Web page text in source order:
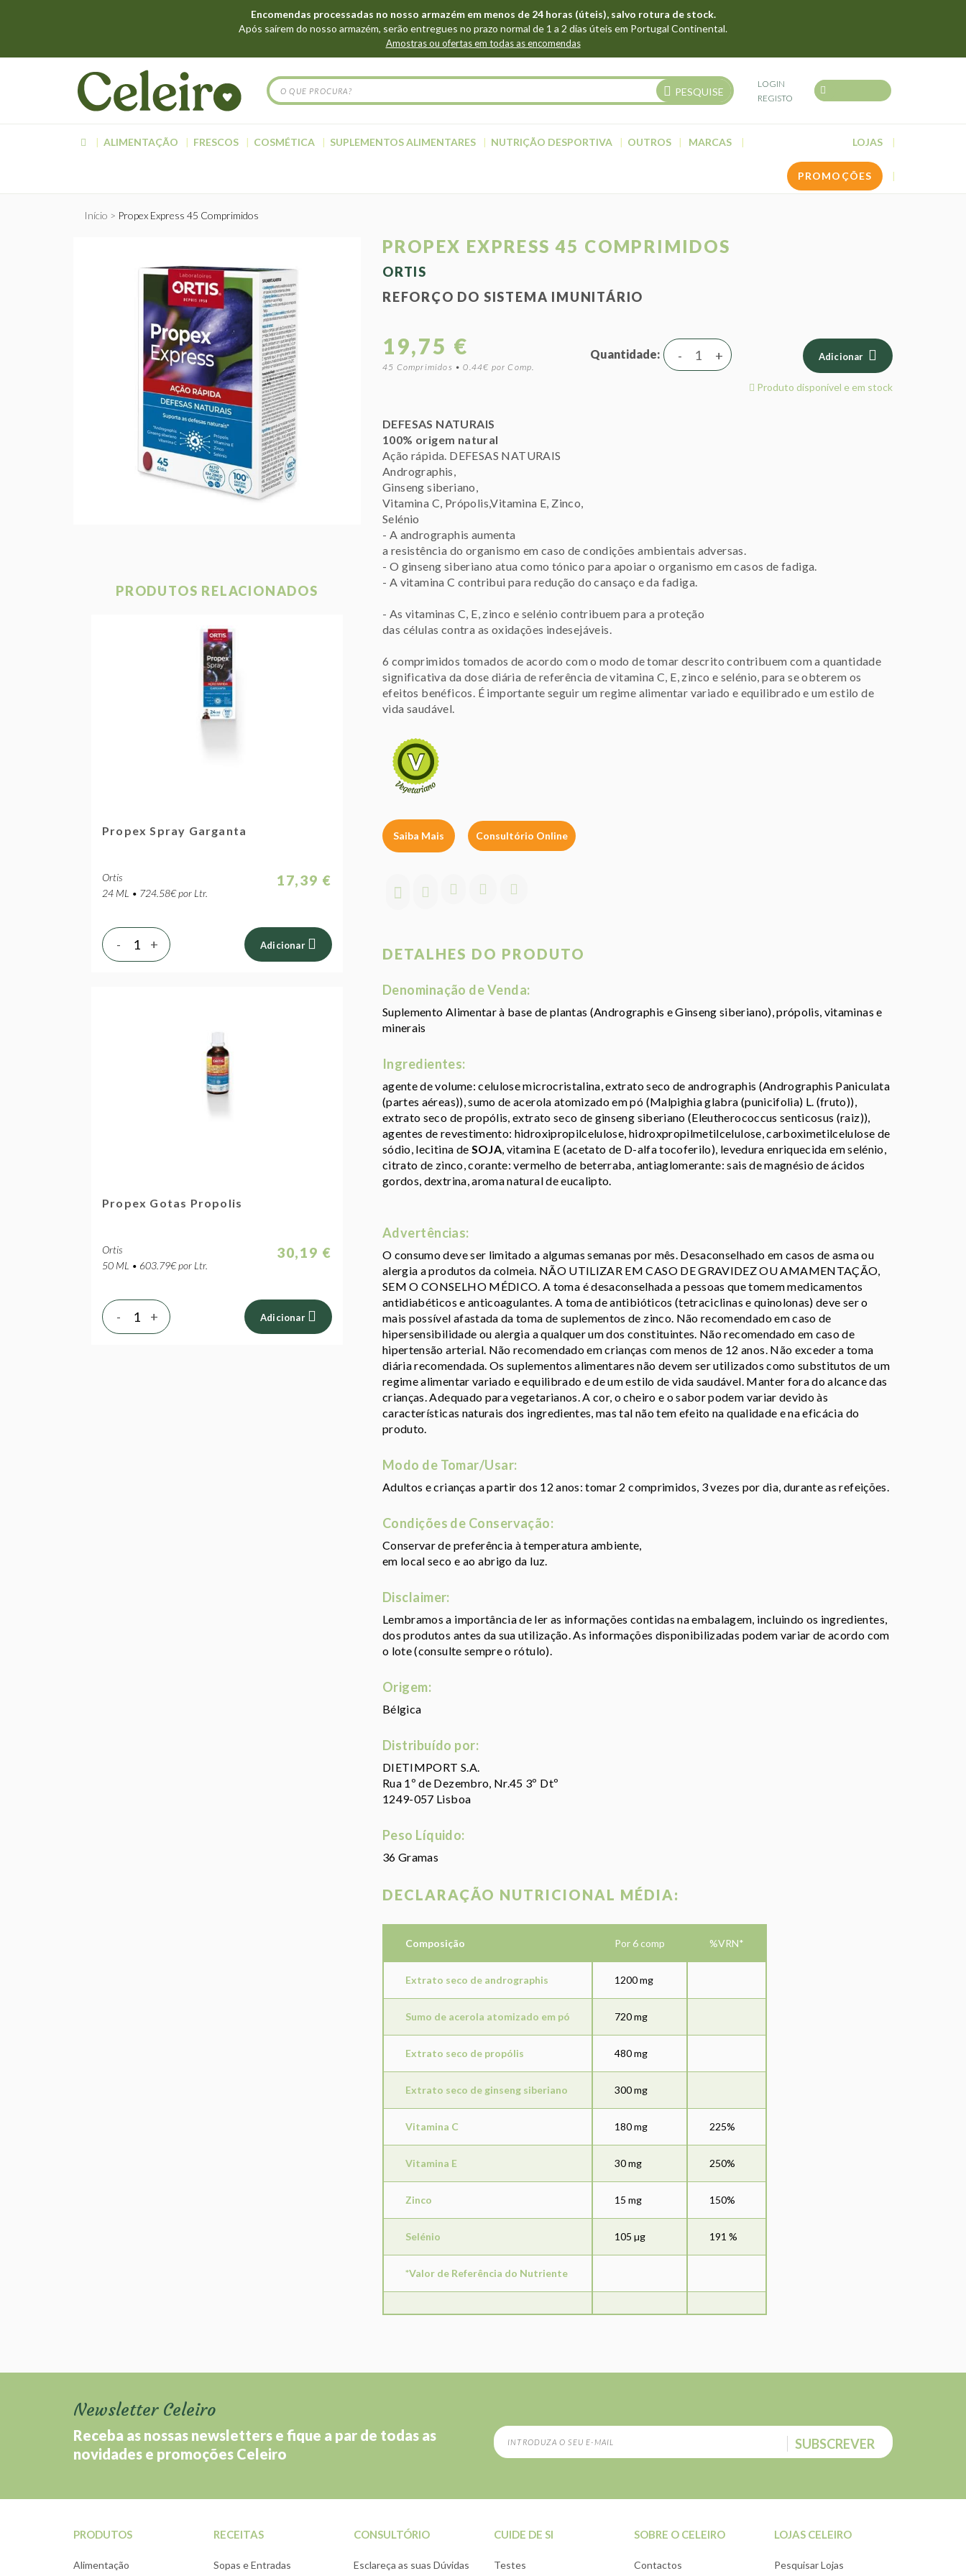
Encomendas processadas no nosso armazém em menos de 24 horas (úteis), salvo rotura de stock.
Após saírem do nosso armazém, serão entregues no prazo normal de 1 a 2 dias úteis em Portugal Continental.
Amostras ou ofertas em todas as encomendas
PESQUISE
LOGIN
REGISTO
ALIMENTAÇÃO FRESCOS COSMÉTICA SUPLEMENTOS ALIMENTARES NUTRIÇÃO DESPORTIVA OUTROS MARCAS LOJAS
PROMOÇÕES
Início Propex Express 45 Comprimidos
PROPEX EXPRESS 45 COMPRIMIDOS
ORTIS
REFORÇO DO SISTEMA IMUNITÁRIO
19,75 €
45 Comprimidos • 0.44€ por Comp.
Quantidade +
- Adicionar
Produto disponível e em stock
DEFESAS NATURAIS
100% origem natural
Ação rápida. DEFESAS NATURAIS
Andrographis,
Ginseng siberiano,
Vitamina C, Própolis,Vitamina E, Zinco,
Selénio
- A andrographis aumenta
a resistência do organismo em caso de condições ambientais adversas.
- O ginseng siberiano atua como tónico para apoiar o organismo em casos de fadiga.
- A vitamina C contribui para redução do cansaço e da fadiga.
- As vitaminas C, E, zinco e selénio contribuem para a proteção
das células contra as oxidações indesejáveis.
6 comprimidos tomados de acordo com o modo de tomar descrito contribuem com a quantidade
significativa da dose diária de referência de vitamina C, E, zinco e selénio, para se obterem os
efeitos benéficos. É importante seguir um regime alimentar variado e equilibrado e um estilo de
vida saudável.
Saiba Mais Consultório Online
DETALHES DO PRODUTO
Denominação de Venda:
Suplemento Alimentar à base de plantas (Andrographis e Ginseng siberiano), própolis, vitaminas e
minerais
Ingredientes:
agente de volume: celulose microcristalina, extrato seco de andrographis (Andrographis Paniculata
(partes aéreas)), sumo de acerola atomizado em pó (Malpighia glabra (punicifolia) L. (fruto)),
extrato seco de propólis, extrato seco de ginseng siberiano (Eleutherococcus senticosus (raiz)),
agentes de revestimento: hidroxipropilcelulose, hidroxpropilmetilcelulose, carboximetilcelulose de
sódio, lecitina de SOJA, vitamina E (acetato de D-alfa tocoferilo), levedura enriquecida em selénio,
citrato de zinco, corante: vermelho de beterraba, antiaglomerante: sais de magnésio de ácidos
gordos, dextrina, aroma natural de eucalipto.
Advertências:
O consumo deve ser limitado a algumas semanas por mês. Desaconselhado em casos de asma ou
alergia a produtos da colmeia. NÃO UTILIZAR EM CASO DE GRAVIDEZ OU AMAMENTAÇÃO,
SEM O CONSELHO MÉDICO. A toma é desaconselhada a pessoas que tomem medicamentos
antidiabéticos e anticoagulantes. A toma de antibióticos (tetraciclinas e quinolonas) deve ser o
mais possível afastada da toma de suplementos de zinco. Não recomendado em caso de
hipersensibilidade ou alergia a qualquer um dos constituintes. Não recomendado em caso de
hipertensão arterial. Não recomendado em crianças com menos de 12 anos. Não exceder a toma
diária recomendada. Os suplementos alimentares não devem ser utilizados como substitutos de um
regime alimentar variado e equilibrado e de um estilo de vida saudável. Manter fora do alcance das
crianças. Adequado para vegetarianos. A cor, o cheiro e o sabor podem variar devido às
características naturais dos ingredientes, mas tal não tem efeito na qualidade e na eficácia do
produto.
Modo de Tomar/Usar:
Adultos e crianças a partir dos 12 anos: tomar 2 comprimidos, 3 vezes por dia, durante as refeições.
Condições de Conservação:
Conservar de preferência à temperatura ambiente,
em local seco e ao abrigo da luz.
Disclaimer:
Lembramos a importância de ler as informações contidas na embalagem, incluindo os ingredientes,
dos produtos antes da sua utilização. As informações disponibilizadas podem variar de acordo com
o lote (consulte sempre o rótulo).
Origem:
Bélgica
Distribuído por:
DIETIMPORT S.A.
Rua 1º de Dezembro, Nr.45 3º Dtº
1249-057 Lisboa
Peso Líquido:
36 Gramas
DECLARAÇÃO NUTRICIONAL MÉDIA:
Composição Por 6 comp %VRN*
Extrato seco de andrographis 1200 mg
Sumo de acerola atomizado em pó 720 mg
Extrato seco de propólis 480 mg
Extrato seco de ginseng siberiano 300 mg
Vitamina C 180 mg 225%
Vitamina E 30 mg 250%
Zinco 15 mg 150%
Selénio 105 µg 191 %
*Valor de Referência do Nutriente
PRODUTOS RELACIONADOS
Propex Spray Garganta
Ortis
24 ML • 724.58€ por Ltr.
17,39 €
+
- Adicionar
Propex Gotas Propolis
Ortis
50 ML • 603.79€ por Ltr.
30,19 €
+
- Adicionar
Newsletter Celeiro
Receba as nossas newsletters e fique a par de todas as
novidades e promoções Celeiro
SUBSCREVER
PRODUTOS
Alimentação
RECEITAS
Sopas e Entradas
CONSULTÓRIO
Esclareça as suas Dúvidas
CUIDE DE SI
Testes
SOBRE O CELEIRO
Contactos
LOJAS CELEIRO
Pesquisar Lojas